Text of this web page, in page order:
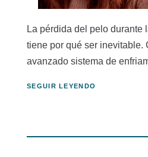
La pérdida del pelo durante
tiene por qué ser inevitable.
avanzado sistema de
SEGUIR LEYENDO